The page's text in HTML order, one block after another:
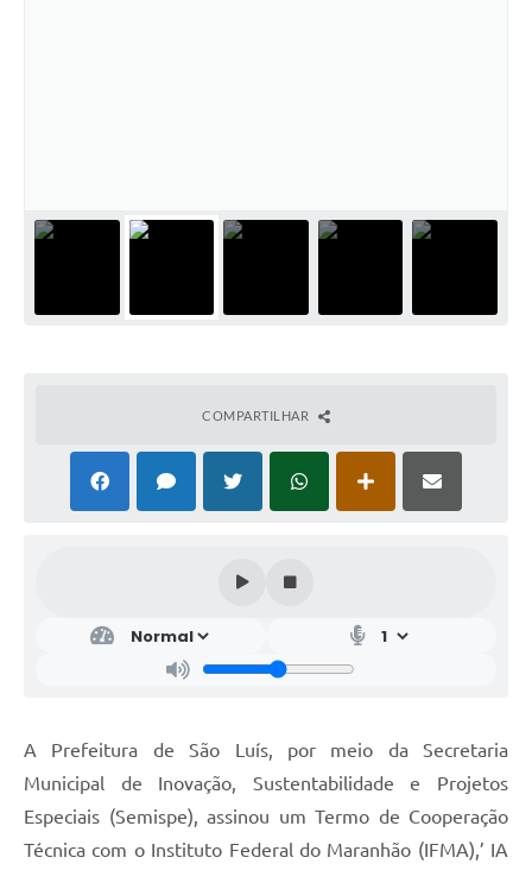
COMPARTILHAR
A Prefeitura de São Luís, por meio da Secretaria
Municipal de Inovação, Sustentabilidade e Projetos
Especiais (Semispe), assinou um Termo de Cooperação
Técnica com o Instituto Federal do Maranhão (IFMA),’ IA